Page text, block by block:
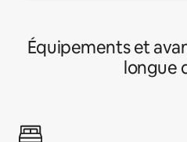
Équipements et
longue